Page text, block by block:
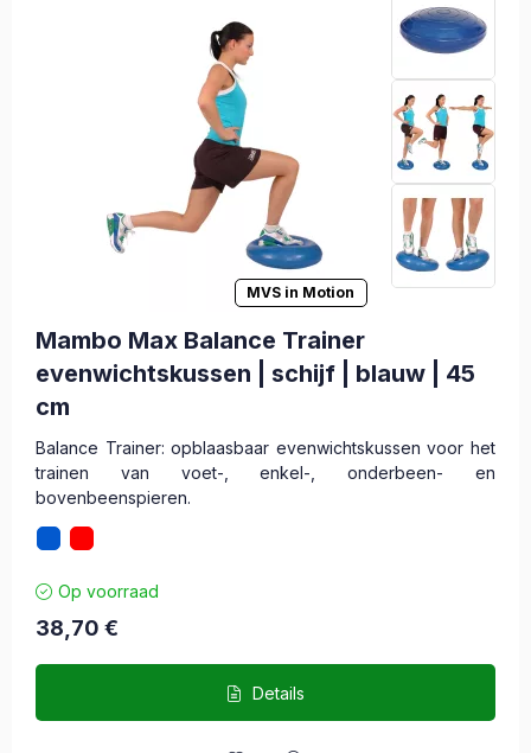
MVS in Motion
Mambo Max Balance Trainer
evenwichtskussen | schijf | blauw | 45
cm
Balance Trainer: opblaasbaar evenwichtskussen voor het
trainen van voet-, enkel-, onderbeen- en
bovenbeenspieren.
Op voorraad
38,70 €
Details